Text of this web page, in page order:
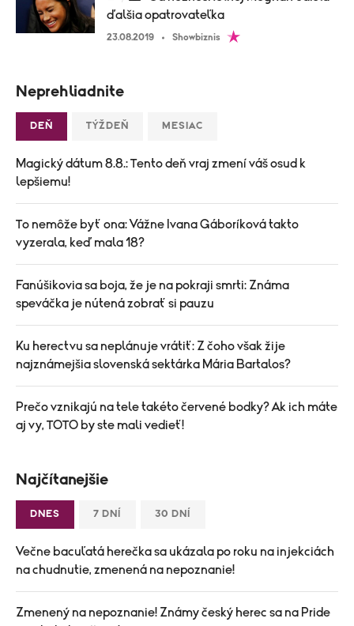
ďalšia opatrovateľka
23.08.2019 Showbiznis
Neprehliadnite
DEŇ TÝŽDEŇ MESIAC
Magický dátum 8.8.: Tento deň vraj zmení váš osud k
lepšiemu!
To nemôže byť ona: Vážne Ivana Gáboríková takto
vyzerala, keď mala 18?
Fanúšikovia sa boja, že je na pokraji smrti: Známa
speváčka je nútená zobrať si pauzu
Ku herectvu sa neplánuje vrátiť: Z čoho však žije
najznámejšia slovenská sektárka Mária Bartalos?
Prečo vznikajú na tele takéto červené bodky? Ak ich máte
aj vy, TOTO by ste mali vedieť!
Najčítanejšie
DNES 7 DNÍ 30 DNÍ
Večne bacuľatá herečka sa ukázala po roku na injekciách
na chudnutie, zmenená na nepoznanie!
Zmenený na nepoznanie! Známy český herec sa na Pride